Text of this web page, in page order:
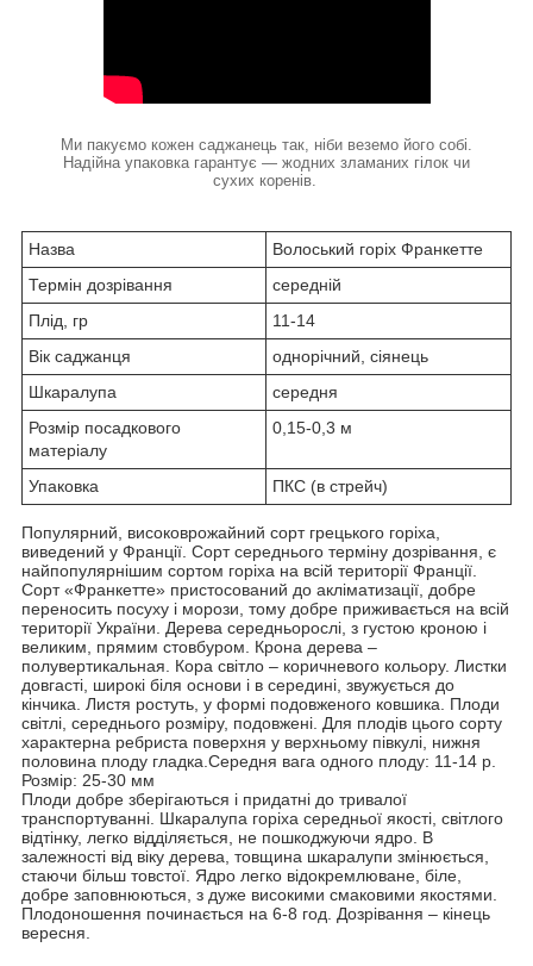
Ми пакуємо кожен саджанець так, ніби веземо його собі.
Надійна упаковка гарантує — жодних зламаних гілок чи
сухих коренів.
Назва
Волоський горіх Франкетте
Термін дозрівання
середній
Плід, гр
11-14
Вік саджанця
однорічний, сіянець
Шкаралупа
середня
Розмір посадкового
матеріалу
0,15-0,3 м
Упаковка ПКС (в стрейч)
Популярний, високоврожайний сорт грецького горіха,
виведений у Франції. Сорт середнього терміну дозрівання, є
найпопулярнішим сортом горіха на всій території Франції.
Сорт «Франкетте» пристосований до акліматизації, добре
переносить посуху і морози, тому добре приживається на всій
території України. Дерева середньорослі, з густою кроною і
великим, прямим стовбуром. Крона дерева –
полувертикальная. Кора світло – коричневого кольору. Листки
довгасті, широкі біля основи і в середині, звужується до
кінчика. Листя ростуть, у формі подовженого ковшика. Плоди
світлі, середнього розміру, подовжені. Для плодів цього сорту
характерна ребриста поверхня у верхньому півкулі, нижня
половина плоду гладка.Середня вага одного плоду: 11-14 р.
Розмір: 25-30 мм
Плоди добре зберігаються і придатні до тривалої
транспортуванні. Шкаралупа горіха середньої якості, світлого
відтінку, легко відділяється, не пошкоджуючи ядро. В
залежності від віку дерева, товщина шкаралупи змінюється,
стаючи більш товстої. Ядро легко відокремлюване, біле,
добре заповнюються, з дуже високими смаковими якостями.
Плодоношення починається на 6-8 год. Дозрівання – кінець
вересня.